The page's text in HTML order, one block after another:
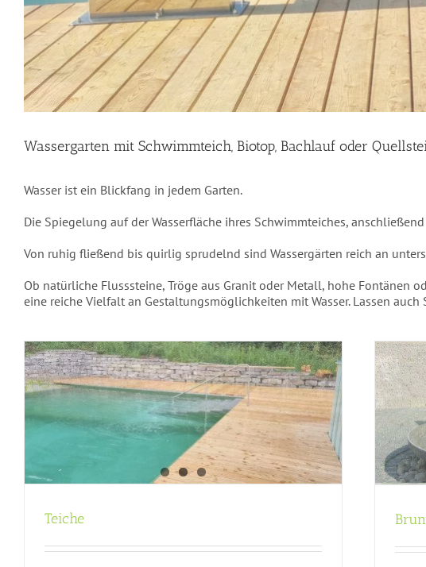
Wassergarten mit Schwimmteich, Biotop, Bachlauf oder
Wasser ist ein Blickfang in jedem Garten.
Die Spiegelung auf der Wasserfläche ihres Schwimmteiches,
Von ruhig fließend bis quirlig sprudelnd sind Wassergärten reich an
Ob natürliche Flusssteine, Tröge aus Granit oder Metall, hohe Fontänen
eine reiche Vielfalt an Gestaltungsmöglichkeiten mit Wasser. Lassen auch
Teiche
Brunnen und Wasserspiel